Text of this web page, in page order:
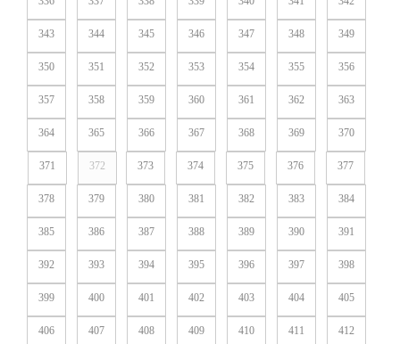
343 344 345 346 347 348 349
350 351 352 353 354 355 356
357 358 359 360 361 362 363
364 365 366 367 368 369 370
371 372 373 374 375 376 377
378 379 380 381 382 383 384
385 386 387 388 389 390 391
392 393 394 395 396 397 398
399 400 401 402 403 404 405
406 407 408 409 410 411 412